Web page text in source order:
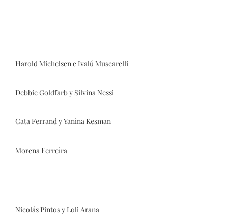
Harold Michelsen e Ivalú Muscarelli
Debbie Goldfarb y Silvina Nessi
Cata Ferrand y Yanina Kesman
Morena Ferreira
Nicolás Pintos y Loli Arana